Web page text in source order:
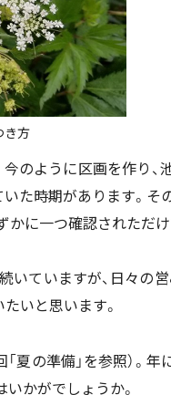
き方
のように区画を作り
た時期があります。
かに一つ確認されただ
ていますが、日々の
いと思います。
夏の準備」を参照）
かがでしょうか。